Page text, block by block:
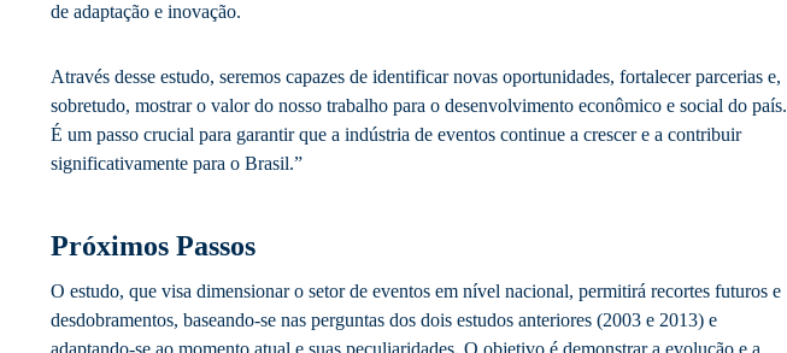
de adaptação e inovação.
Através desse estudo, seremos capazes de identificar novas oportunidades, fortalecer parcerias e,
sobretudo, mostrar o valor do nosso trabalho para o desenvolvimento econômico e social do país.
É um passo crucial para garantir que a indústria de eventos continue a crescer e a contribuir
significativamente para o Brasil.”
Próximos Passos
O estudo, que visa dimensionar o setor de eventos em nível nacional, permitirá recortes futuros e
desdobramentos, baseando-se nas perguntas dos dois estudos anteriores (2003 e 2013) e